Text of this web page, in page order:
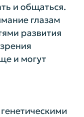
и общаться.
глазам
развития
и могут